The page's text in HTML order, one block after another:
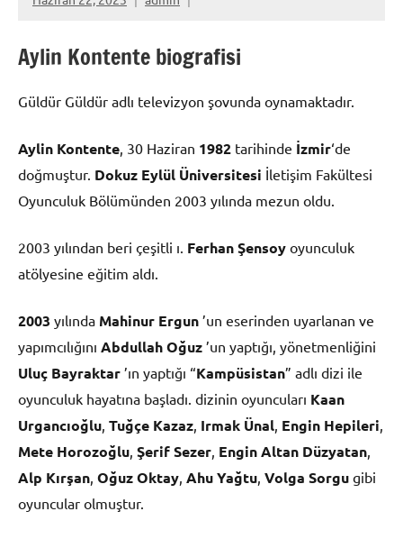
Aylin Kontente biografisi
Güldür Güldür adlı televizyon şovunda oynamaktadır.
Aylin Kontente , 30 Haziran 1982 tarihinde İzmir‘de
doğmuştur. Dokuz Eylül Üniversitesi İletişim Fakültesi
Oyunculuk Bölümünden 2003 yılında mezun oldu.
2003 yılından beri çeşitli ı. Ferhan Şensoy oyunculuk
atölyesine eğitim aldı.
2003 yılında Mahinur Ergun ’un eserinden uyarlanan ve
yapımcılığını Abdullah Oğuz ’un yaptığı, yönetmenliğini
Uluç Bayraktar ’ın yaptığı “Kampüsistan” adlı dizi ile
oyunculuk hayatına başladı. dizinin oyuncuları Kaan
Urgancıoğlu Tuğçe Kazaz Irmak Ünal Engin Hepileri
Mete Horozoğlu Şerif Sezer Engin Altan Düzyatan
Alp Kırşan Oğuz Oktay Ahu Yağtu Volga Sorgu gibi
oyuncular olmuştur.